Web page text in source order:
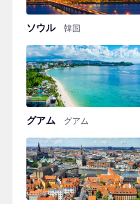
ソウル 韓国
グアム グアム